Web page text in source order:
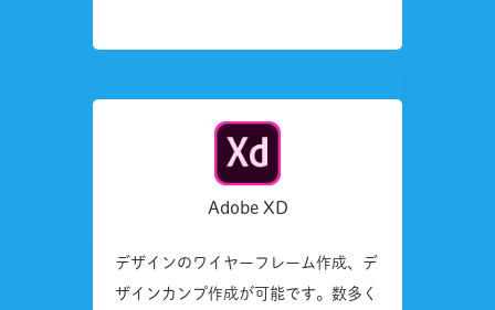
Adobe XD
デザインのワイヤーフレーム作成、デ
ザインカンプ作成が可能です。数多く